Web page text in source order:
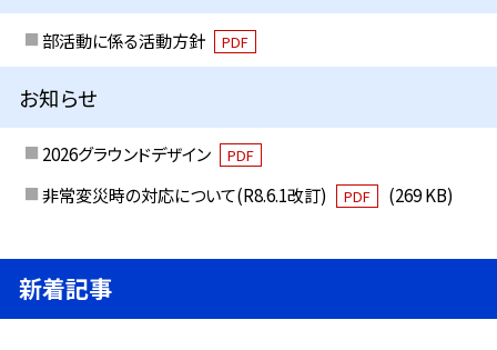
部活動に係る活動方針 PDF
お知らせ
2026グラウンドデザイン PDF
非常変災時の対応について(R8.6.1改訂) PDF (269 KB)
新着記事